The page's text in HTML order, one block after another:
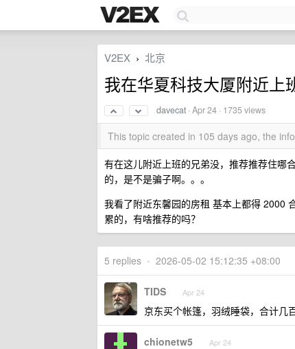
V2EX › 北京
我在华夏科技大厦附近上
davecat ·Apr 24 · 1735 views
This topic created in 105 days ago, the
有在这儿附近上班的兄弟没，推荐推荐住哪
的，是不是骗子啊。。。
我看了附近东馨园的房租 基本上都得 2000
累的，有啥推荐的吗？
5 replies • 2026-05-02 15:12:35 +08:00
TIDS Apr 24
京东买个帐篷，羽绒睡袋，合计几
chionetw5 Apr 24